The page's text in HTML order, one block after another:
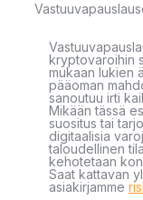
kryptovaroihin
mukaan lukien
pääoman
sanoutuu irti
Mikään tässä
suositus tai
digitaalisia
taloudellinen
kehotetaan
Saat kattavan
asiakirjamme